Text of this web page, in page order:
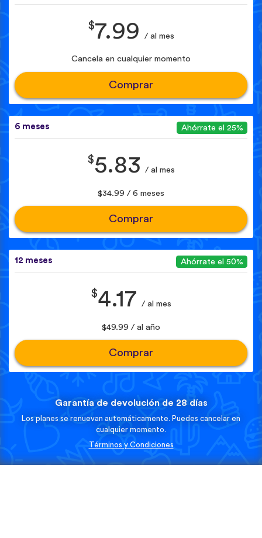
$7.99 / al mes
Cancela en cualquier momento
Comprar
6 meses Ahórrate el 25%
$5.83 / al mes
$34.99 / 6 meses
Comprar
12 meses Ahórrate el 50%
$4.17 / al mes
$49.99 / al año
Comprar
Garantía de devolución de 28 días
Los planes se renuevan automáticamente. Puedes cancelar en
cualquier momento.
Términos y Condiciones